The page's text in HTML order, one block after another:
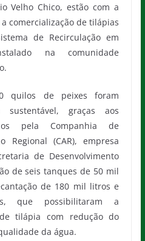
Velho Chico, estão com a
comercialização de tilápias
de Recirculação em
na comunidade
quilos de peixes foram
graças aos
pela Companhia de
Regional (CAR), empresa
de Desenvolvimento
de seis tanques de 50 mil
de 180 mil litros e
que possibilitaram a
tilápia com redução do
da água.